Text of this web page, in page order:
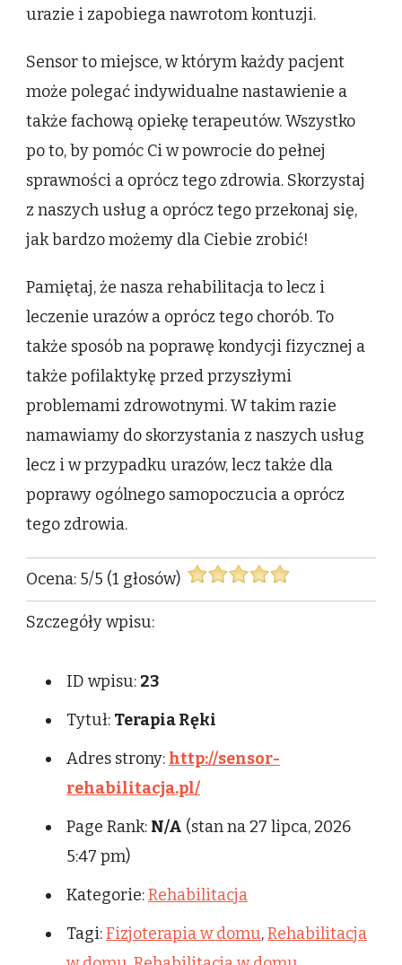
urazie i zapobiega nawrotom kontuzji.
Sensor to miejsce, w którym każdy pacjent
może polegać indywidualne nastawienie a
także fachową opiekę terapeutów. Wszystko
po to, by pomóc Ci w powrocie do pełnej
sprawności a oprócz tego zdrowia. Skorzystaj
z naszych usług a oprócz tego przekonaj się,
jak bardzo możemy dla Ciebie zrobić!
Pamiętaj, że nasza rehabilitacja to lecz i
leczenie urazów a oprócz tego chorób. To
także sposób na poprawę kondycji fizycznej a
także pofilaktykę przed przyszłymi
problemami zdrowotnymi. W takim razie
namawiamy do skorzystania z naszych usług
lecz i w przypadku urazów, lecz także dla
poprawy ogólnego samopoczucia a oprócz
tego zdrowia.
Ocena: 5/5 (1 głosów)
Szczegóły wpisu:
ID wpisu: 23
Tytuł: Terapia Ręki
Adres strony: http://sensor-
rehabilitacja.pl/
Page Rank: N/A (stan na 27 lipca, 2026
5:47 pm)
Kategorie:Rehabilitacja
Tagi:Fizjoterapia w domu,Rehabilitacja